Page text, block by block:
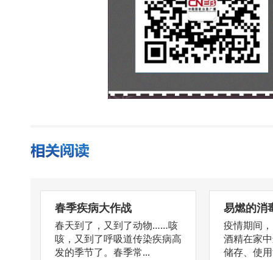
春季疾病大作战
春天到了，又到了动物……咳
咳，又到了呼吸道传染疾病高
发的季节了。春季常...
易燃的消
疫情期间
酒精在家
储存、使